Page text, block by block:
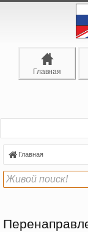
Главная
Главная